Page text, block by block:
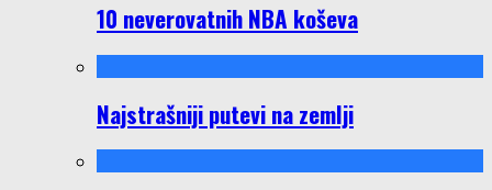
10 neverovatnih NBA koševa
Najstrašniji putevi na zemlji